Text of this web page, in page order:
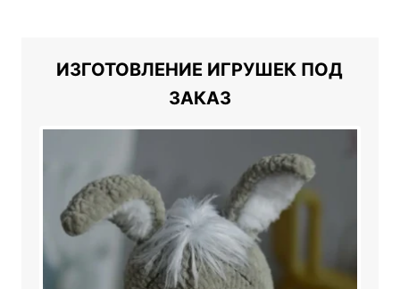
ИЗГОТОВЛЕНИЕ ИГРУШЕК ПОД
ЗАКАЗ